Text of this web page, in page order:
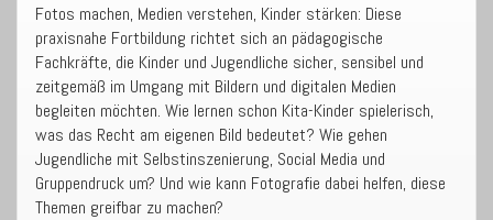
Fotos machen, Medien verstehen, Kinder stärken: Diese
praxisnahe Fortbildung richtet sich an pädagogische
Fachkräfte, die Kinder und Jugendliche sicher, sensibel und
zeitgemäß im Umgang mit Bildern und digitalen Medien
begleiten möchten. Wie lernen schon Kita-Kinder spielerisch,
was das Recht am eigenen Bild bedeutet? Wie gehen
Jugendliche mit Selbstinszenierung, Social Media und
Gruppendruck um? Und wie kann Fotografie dabei helfen, diese
Themen greifbar zu machen?